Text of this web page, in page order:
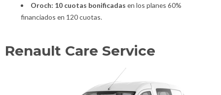
Oroch: 10 cuotas bonificadas en los planes 60%
financiados en 120 cuotas.
Renault Care Service